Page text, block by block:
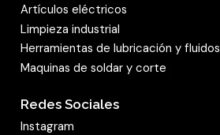
Artículos eléctricos
Limpieza industrial
Herramientas de lubricación y fluidos
Maquinas de soldar y corte
Redes Sociales
Instagram